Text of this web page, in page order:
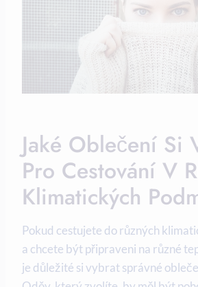
Jaké Oblečení Si
Pro Cestování V
Klimatických
Pokud cestujete do různých
a chcete být připraveni na různé
je důležité si vybrat správné